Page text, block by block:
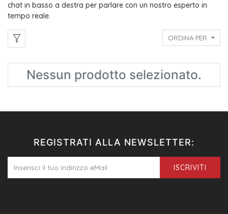
chat in basso a destra per parlare con un nostro esperto in
tempo reale.
ORDINA PER
Nessun prodotto selezionato.
REGISTRATI ALLA NEWSLETTER:
ISCRIVITI